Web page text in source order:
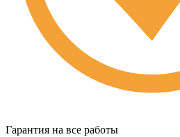
Гарантия на все работы